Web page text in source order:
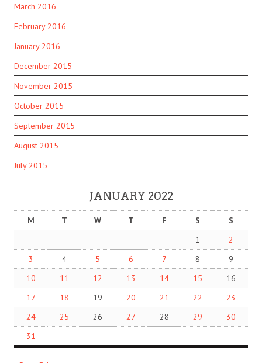
March 2016
February 2016
January 2016
December 2015
November 2015
October 2015
September 2015
August 2015
July 2015
JANUARY 2022
M T W T F S
S
1
2
3
4 5 6 7 8
9
10
11 12 13 14 15
16
17
18 19 20 21 22
23
24
25 26 27 28 29
30
31